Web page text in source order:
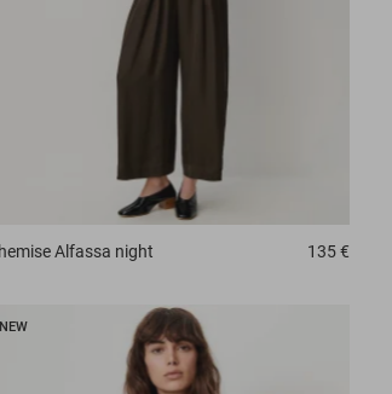
Alfassa night 135 €
NEW